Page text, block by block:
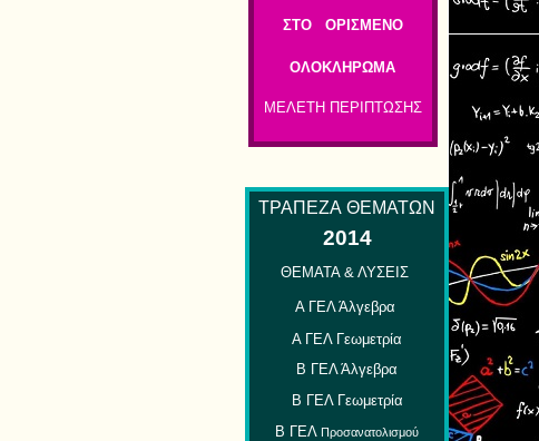
ΣΤΟ ΟΡΙΣΜΕΝΟ
ΟΛΟΚΛΗΡΩΜΑ
ΜΕΛΕΤΗ ΠΕΡΙΠΤΩΣΗΣ
ΤΡΑΠΕΖΑΘΕΜΑΤΩΝ
2014
ΘΕΜΑΤΑ & ΛΥΣΕΙΣ
Α ΓΕΛ Άλγεβρα
Α ΓΕΛ Γεωμετρία
Β ΓΕΛ Άλγεβρα
Β ΓΕΛ Γεωμετρία
Β ΓΕΛΠροσανατολισμού